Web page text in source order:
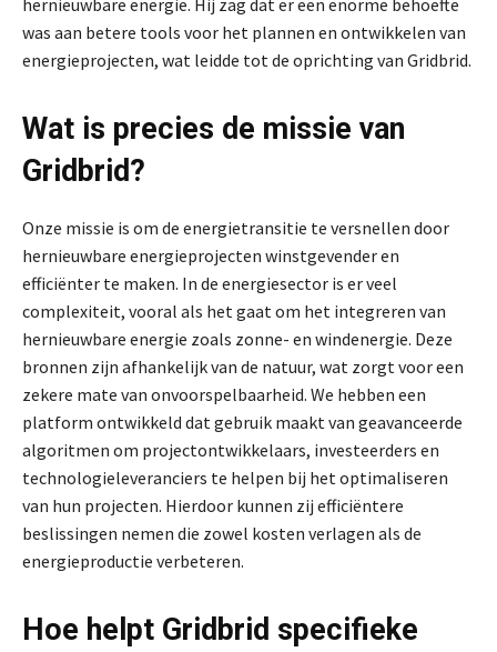
was aan betere tools voor het plannen en ontwikkelen van
energieprojecten, wat leidde tot de oprichting van Gridbrid.
Wat is precies de missie van
Gridbrid?
Onze missie is om de energietransitie te versnellen door
hernieuwbare energieprojecten winstgevender en
efficiënter te maken. In de energiesector is er veel
complexiteit, vooral als het gaat om het integreren van
hernieuwbare energie zoals zonne- en windenergie. Deze
bronnen zijn afhankelijk van de natuur, wat zorgt voor een
zekere mate van onvoorspelbaarheid. We hebben een
platform ontwikkeld dat gebruik maakt van geavanceerde
algoritmen om projectontwikkelaars, investeerders en
technologieleveranciers te helpen bij het optimaliseren
van hun projecten. Hierdoor kunnen zij efficiëntere
beslissingen nemen die zowel kosten verlagen als de
energieproductie verbeteren.
Hoe helpt Gridbrid specifieke